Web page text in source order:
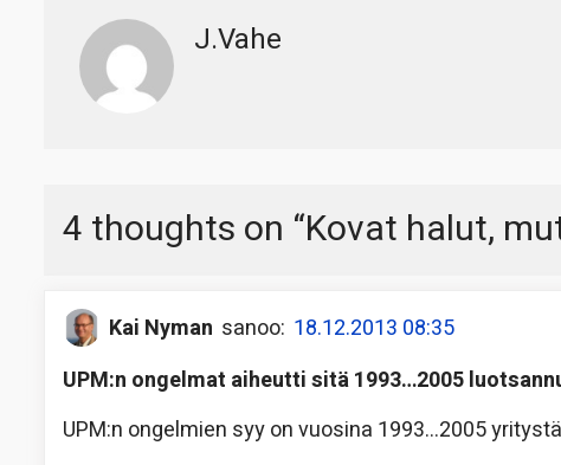
J.Vahe
4 thoughts on “Kovat halut,
Kai Nyman sanoo: 18.12.2013 08:35
UPM:n ongelmat aiheutti sitä 1993…2005
UPM:n ongelmien syy on vuosina 1993…2005